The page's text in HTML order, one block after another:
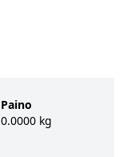
Paino
0.0000 kg